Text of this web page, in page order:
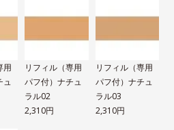
用
ュ
リフィル（専用
パフ付）ナチュ
ラル02
2,310円
リフィル（専用
パフ付）ナチュ
ラル03
2,310円